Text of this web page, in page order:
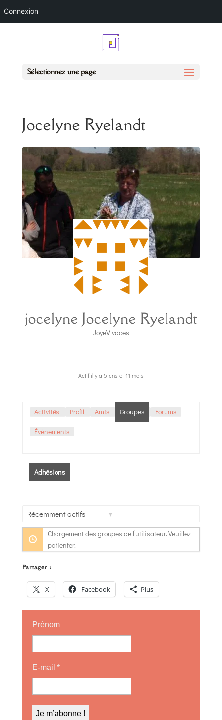
Connexion
Sélectionnez une page
Jocelyne Ryelandt
jocelyne Jocelyne Ryelandt
JoyeVivaces
Actif il y a 5 ans et 11 mois
Activités Profil Amis Groupes Forums
Évènements
Adhésions
par:
Chargement des groupes de l’utilisateur. Veuillez
patienter.
Partager :
X Facebook Plus
Prénom
E-mail *